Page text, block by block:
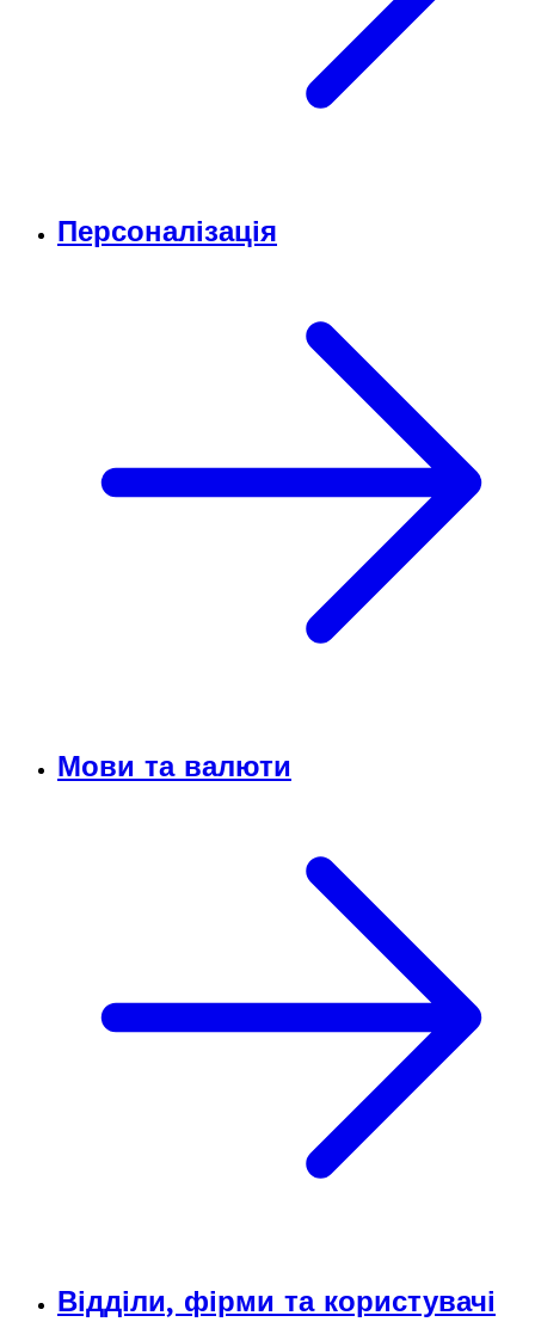
Персоналізація
Мови та валюти
Відділи, фірми та користувачі